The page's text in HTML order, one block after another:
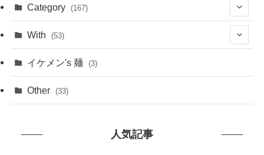
(1)
(38)
Category (167)
(114)
With (53)
(15)
(43)
イケメン's 麺 (3)
Other (33)
人気記事